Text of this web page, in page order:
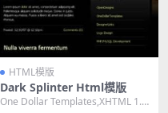
HTML模版
Dark Splinter Html模版
One Dollar Templates,XHTML 1.0